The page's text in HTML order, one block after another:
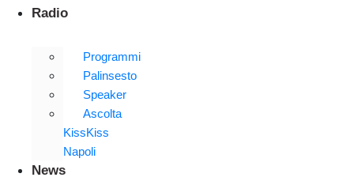
Radio
Programmi
Palinsesto
Speaker
Ascolta
KissKiss
Napoli
News